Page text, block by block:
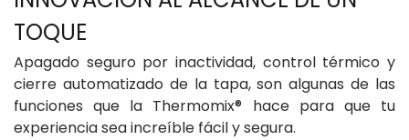
Apagado seguro por inactividad, control térmico y
cierre automatizado de la tapa, son algunas de las
funciones que la Thermomix® hace para que tu
experiencia sea increíble fácil y segura.